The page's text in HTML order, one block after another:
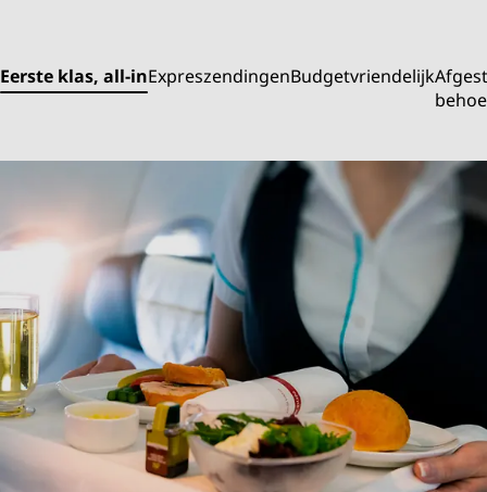
Eerste klas, all-inExpreszendingenBudgetvriendelijk